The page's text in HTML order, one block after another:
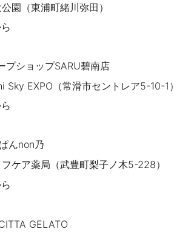
園（東浦町緒川弥田）
プショップSARU碧南店
Sky EXPO （常滑市セントレア5-10-1）
んnon乃
ケア薬局（武豊町梨子ノ木5-228）
GELATO